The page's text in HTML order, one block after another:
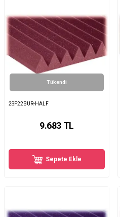
Tükendi
2SF22BUR-HALF
9.683 TL
Sepete Ekle